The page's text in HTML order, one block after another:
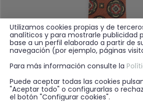
Utilizamos cookies propias y de
analíticos y para mostrarle publicidad
base a un perfil elaborado a partir de
navegación (por ejemplo, páginas
Para más información consulte la
Puede aceptar todas las cookies
"Aceptar todo" o configurarlas o
el botón "Configurar cookies".